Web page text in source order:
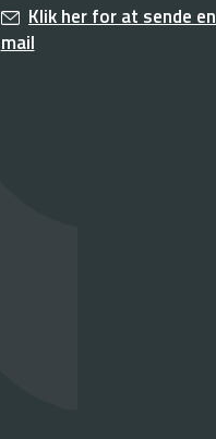
Klik her for at sende en
mail